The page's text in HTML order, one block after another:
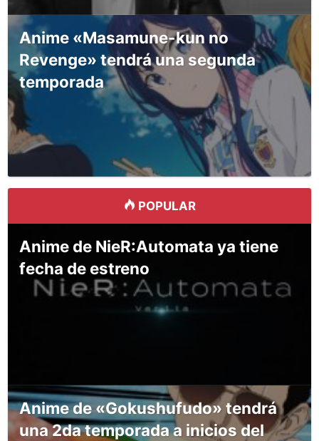
Anime «Masamune-kun no
Revenge» tendrá una segunda
temporada
POPULAR
Anime de NieR:Automata ya tiene
fecha de estreno
Anime de «Gokushufudo» tendrá
una 2da temporada a inicios del